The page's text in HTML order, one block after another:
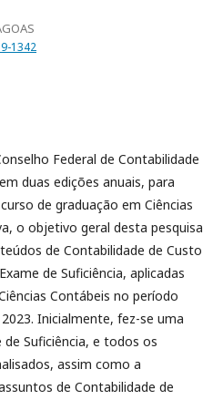
1342
Federal de Contabilidade
duas edições anuais, para
de graduação em Ciências
o objetivo geral desta pesquisa
de Contabilidade de Custo
de Suficiência, aplicadas
Contábeis no período
Inicialmente, fez-se uma
Suficiência, e todos os
assim como a
de Contabilidade de